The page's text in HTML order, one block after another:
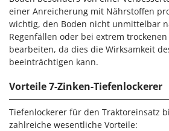
Kippbare Heckschaufeln für
Klimaanlagen – Klimageräte
Knetmaschinen
Knochensägen
Kompressoren - elektrisch
Kompressoren für Ernte und
Kreiseleggen
Dreame
E
Echo
EcoFlow
Edilmark
Effeuno
Einhell
einer Anreicherung mit Nährstoffen
wichtig, den Boden nicht unmittelbar
Regenfällen oder bei extrem
bearbeiten, da dies die Wirksamkeit
beeinträchtigen kann.
Vorteile 7-Zinken-Tiefenlockerer
Tiefenlockerer für den Traktoreinsatz
zahlreiche wesentliche Vorteile: